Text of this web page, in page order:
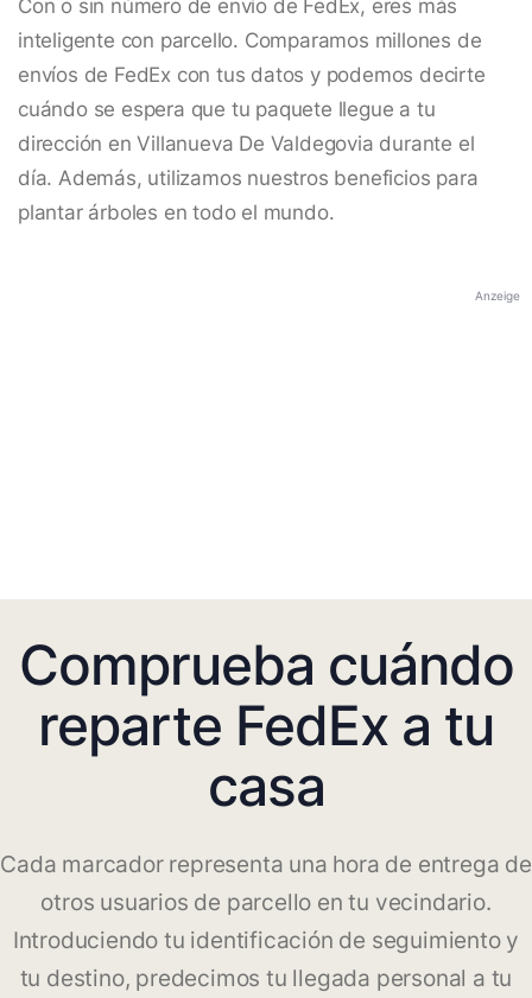
Con o sin número de envío de FedEx, eres más
inteligente con parcello. Comparamos millones de
envíos de FedEx con tus datos y podemos decirte
cuándo se espera que tu paquete llegue a tu
dirección en Villanueva De Valdegovia durante el
día. Además, utilizamos nuestros beneficios para
plantar árboles en todo el mundo.
Anzeige
Comprueba cuándo
reparte FedEx a tu
casa
Cada marcador representa una hora de entrega de
otros usuarios de parcello en tu vecindario.
Introduciendo tu identificación de seguimiento y
tu destino, predecimos tu llegada personal a tu